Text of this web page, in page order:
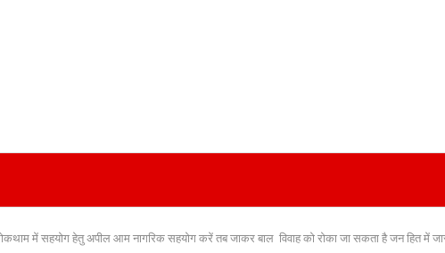
की रोकथाम में सहयोग हेतु अपील आम नागरिक सहयोग करें तब जाकर बाल विवाह को रोका जा